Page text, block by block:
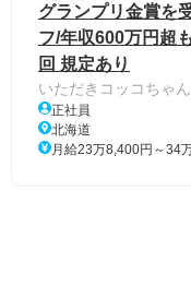
グランプリ金賞を
フ/年収600万円超
回 規定あり
いただきコッコちゃ
正社員
北海道
月給23万8,400円～34